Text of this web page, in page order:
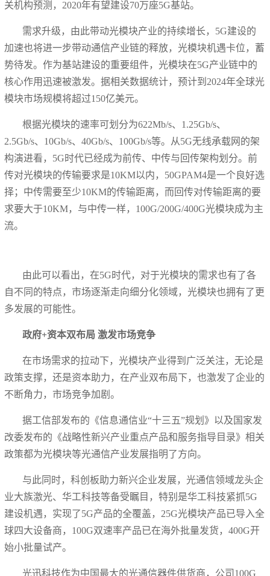
关机构预测，2020年有望建设70万座5G基站。
需求升级，由此带动光模块产业的持续增长，5G建设的
加速也将进一步带动通信产业链的释放，光模块机遇卡位，蓄
势待发。作为基站建设的重要组件，光模块在5G产业链中的
核心作用迅速被激发。据相关数据统计，预计到2024年全球光
模块市场规模将超过150亿美元。
根据光模块的速率可划分为622Mb/s、1.25Gb/s、
2.5Gb/s、10Gb/s、40Gb/s、100Gb/s等。从5G无线承载网的架
构演进看，5G时代已经成为前传、中传与回传架构划分。前
传对光模块的传输要求是10KM以内，50GPAM4是一个良好选
择；中传需要至少10KM的传输距离，而回传对传输距离的要
求要大于10KM，与中传一样，100G/200G/400G光模块成为主
流。
由此可以看出，在5G时代，对于光模块的需求也有了各
自不同的特点，市场逐渐走向细分化领域，光模块也拥有了更
多发展的可能性。
政府+资本双布局 激发市场竞争
在市场需求的拉动下，光模块产业得到广泛关注，无论是
政策支撑，还是资本助力，在产业双布局下，也激发了企业的
不断角力，市场竞争加剧。
据工信部发布的《信息通信业“十三五”规划》以及国家发
改委发布的《战略性新兴产业重点产品和服务指导目录》相关
政策都为光模块等光通信产业发展指明了方向。
与此同时，科创板助力新兴企业发展，光通信领域龙头企
业大族激光、华工科技等备受瞩目，特别是华工科技紧抓5G
建设机遇，实现了5G产品的全覆盖，25G光模块产品已导入全
球四大设备商，100G双速率产品已在海外批量发货，400G开
始小批量试产。
光迅科技作为中国最大的光通信器件供货商，公司100G